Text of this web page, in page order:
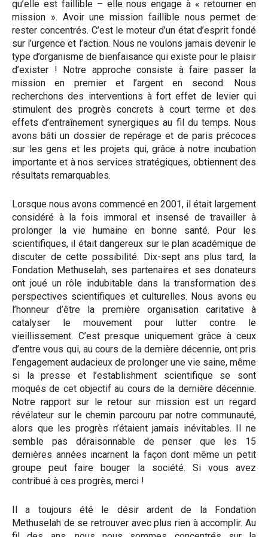
qu’elle est faillible – elle nous engage à « retourner en
mission ». Avoir une mission faillible nous permet de
rester concentrés. C’est le moteur d’un état d’esprit fondé
sur l’urgence et l’action. Nous ne voulons jamais devenir le
type d’organisme de bienfaisance qui existe pour le plaisir
d’exister ! Notre approche consiste à faire passer la
mission en premier et l’argent en second. Nous
recherchons des interventions à fort effet de levier qui
stimulent des progrès concrets à court terme et des
effets d’entraînement synergiques au fil du temps. Nous
avons bâti un dossier de repérage et de paris précoces
sur les gens et les projets qui, grâce à notre incubation
importante et à nos services stratégiques, obtiennent des
résultats remarquables.
Lorsque nous avons commencé en 2001, il était largement
considéré à la fois immoral et insensé de travailler à
prolonger la vie humaine en bonne santé. Pour les
scientifiques, il était dangereux sur le plan académique de
discuter de cette possibilité. Dix-sept ans plus tard, la
Fondation Methuselah, ses partenaires et ses donateurs
ont joué un rôle indubitable dans la transformation des
perspectives scientifiques et culturelles. Nous avons eu
l’honneur d’être la première organisation caritative à
catalyser le mouvement pour lutter contre le
vieillissement. C’est presque uniquement grâce à ceux
d’entre vous qui, au cours de la dernière décennie, ont pris
l’engagement audacieux de prolonger une vie saine, même
si la presse et l’establishment scientifique se sont
moqués de cet objectif au cours de la dernière décennie.
Notre rapport sur le retour sur mission est un regard
révélateur sur le chemin parcouru par notre communauté,
alors que les progrès n’étaient jamais inévitables. Il ne
semble pas déraisonnable de penser que les 15
dernières années incarnent la façon dont même un petit
groupe peut faire bouger la société. Si vous avez
contribué à ces progrès, merci !
Il a toujours été le désir ardent de la Fondation
Methuselah de se retrouver avec plus rien à accomplir. Au